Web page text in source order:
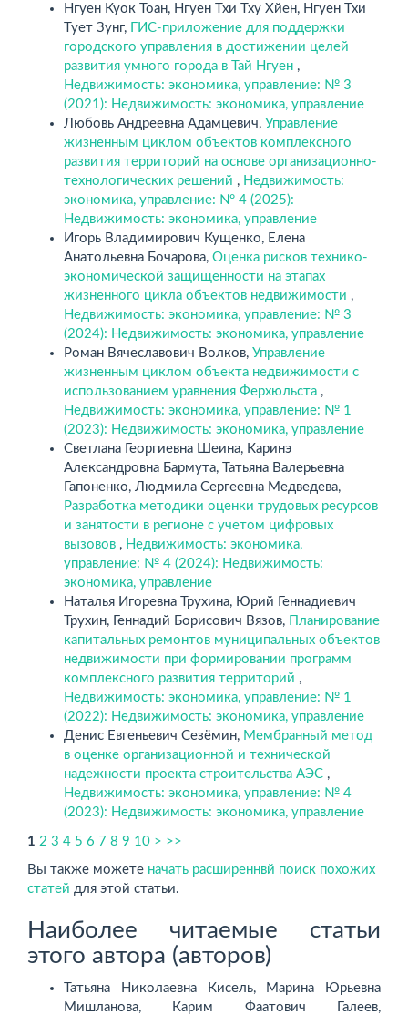
Нгуен Куок Тоан, Нгуен Тхи Тху Хйен, Нгуен Тхи
Тует Зунг,
ГИС-приложение для поддержки
городского управления в достижении целей
развития умного города в Тай Нгуен ,
Недвижимость: экономика, управление: № 3
(2021): Недвижимость: экономика, управление
Любовь Андреевна Адамцевич, Управление
жизненным циклом объектов комплексного
развития территорий на основе организационно-
технологических решений , Недвижимость:
экономика, управление: № 4 (2025):
Недвижимость: экономика, управление
Игорь Владимирович Кущенко, Елена
Анатольевна Бочарова, Оценка рисков технико-
экономической защищенности на этапах
жизненного цикла объектов недвижимости ,
Недвижимость: экономика, управление: № 3
(2024): Недвижимость: экономика, управление
Роман Вячеславович Волков, Управление
жизненным циклом объекта недвижимости с
использованием уравнения Ферхюльста ,
Недвижимость: экономика, управление: № 1
(2023): Недвижимость: экономика, управление
Светлана Георгиевна Шеина, Каринэ
Александровна Бармута, Татьяна Валерьевна
Гапоненко, Людмила Сергеевна Медведева,
Разработка методики оценки трудовых ресурсов
и занятости в регионе с учетом цифровых
вызовов , Недвижимость: экономика,
управление: № 4 (2024): Недвижимость:
экономика, управление
Наталья Игоревна Трухина, Юрий Геннадиевич
Трухин, Геннадий Борисович Вязов,
Планирование
капитальных ремонтов муниципальных объектов
недвижимости при формировании программ
комплексного развития территорий ,
Недвижимость: экономика, управление: № 1
(2022): Недвижимость: экономика, управление
Денис Евгеньевич Сезёмин, Мембранный метод
в оценке организационной и технической
надежности проекта строительства АЭС ,
Недвижимость: экономика, управление: № 4
(2023): Недвижимость: экономика, управление
1 2 3 4 5 6 7 8 9 10 > >>
Вы также можете начать расширеннвй поиск похожих
статей для этой статьи.
Наиболее читаемые статьи
этого автора (авторов)
Татьяна Николаевна Кисель, Марина Юрьевна
Мишланова, Карим Фаатович Галеев,